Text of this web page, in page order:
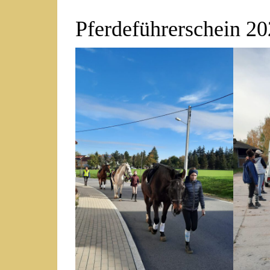
Pferdeführerschein